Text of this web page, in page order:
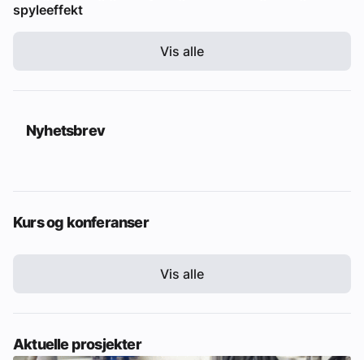
spyleeffekt
Vis alle
Nyhetsbrev
Kurs og konferanser
Vis alle
Aktuelle prosjekter